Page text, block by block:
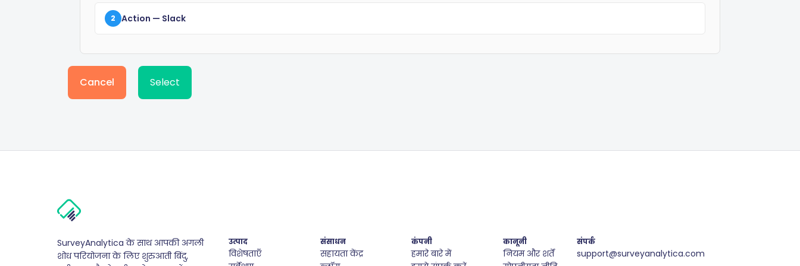
2 Action — Slack
Cancel Select
SurveyAnalytica के साथ आपकी अगली
शोध परियोजना के लिए शुरुआती बिंदु,
उत्पाद
विशेषताएँ
संसाधन
सहायता केंद्र
कंपनी
हमारे बारे में
कानूनी
नियम और शर्तें
संपर्क
support@surveyanalytica.com